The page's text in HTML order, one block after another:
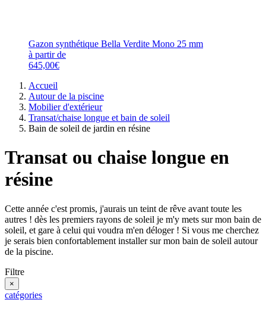
Gazon synthétique Bella Verdite Mono 25 mm
à partir de
645,00€
Accueil
Autour de la piscine
Mobilier d'extérieur
Transat/chaise longue et bain de soleil
Bain de soleil de jardin en résine
Transat ou chaise longue en
résine
Cette année c'est promis, j'aurais un teint de rêve avant toute les
autres ! dès les premiers rayons de soleil je m'y mets sur mon bain de
soleil, et gare à celui qui voudra m'en déloger ! Si vous me cherchez
je serais bien confortablement installer sur mon bain de soleil autour
de la piscine.
Filtre
×
catégories